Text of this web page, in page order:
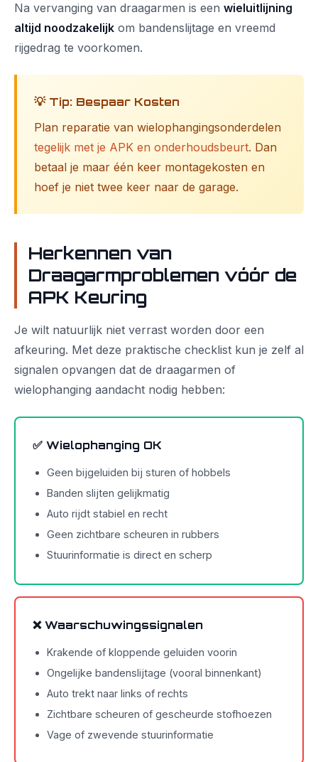
Na vervanging van draagarmen is een wieluitlijning
altijd noodzakelijk om bandenslijtage en vreemd
rijgedrag te voorkomen.
💡 Tip: Bespaar Kosten
Plan reparatie van wielophangingsonderdelen
tegelijk met je APK en onderhoudsbeurt. Dan
betaal je maar één keer montagekosten en
hoef je niet twee keer naar de garage.
Herkennen van
Draagarmproblemen vóór de
APK Keuring
Je wilt natuurlijk niet verrast worden door een
afkeuring. Met deze praktische checklist kun je zelf al
signalen opvangen dat de draagarmen of
wielophanging aandacht nodig hebben:
✅ Wielophanging OK
Geen bijgeluiden bij sturen of hobbels
Banden slijten gelijkmatig
Auto rijdt stabiel en recht
Geen zichtbare scheuren in rubbers
Stuurinformatie is direct en scherp
❌ Waarschuwingssignalen
Krakende of kloppende geluiden voorin
Ongelijke bandenslijtage (vooral binnenkant)
Auto trekt naar links of rechts
Zichtbare scheuren of gescheurde stofhoezen
Vage of zwevende stuurinformatie